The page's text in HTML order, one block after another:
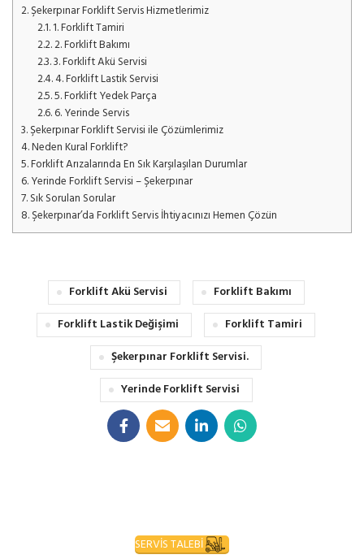
2.Şekerpınar Forklift Servis Hizmetlerimiz
2.1.1. Forklift Tamiri
2.2.2. Forklift Bakımı
2.3.3. Forklift Akü Servisi
2.4.4. Forklift Lastik Servisi
2.5.5. Forklift Yedek Parça
2.6.6. Yerinde Servis
3.Şekerpınar Forklift Servisi ile Çözümlerimiz
4.Neden Kural Forklift?
5.Forklift Arızalarında En Sık Karşılaşılan Durumlar
6.Yerinde Forklift Servisi – Şekerpınar
7.Sık Sorulan Sorular
8.Şekerpınar’da Forklift Servis İhtiyacınızı Hemen Çözün
Forklift Akü Servisi
Forklift Bakımı
Forklift Lastik Değişimi
Forklift Tamiri
Şekerpınar Forklift Servisi.
Yerinde Forklift Servisi
SERVİS TALEBİ